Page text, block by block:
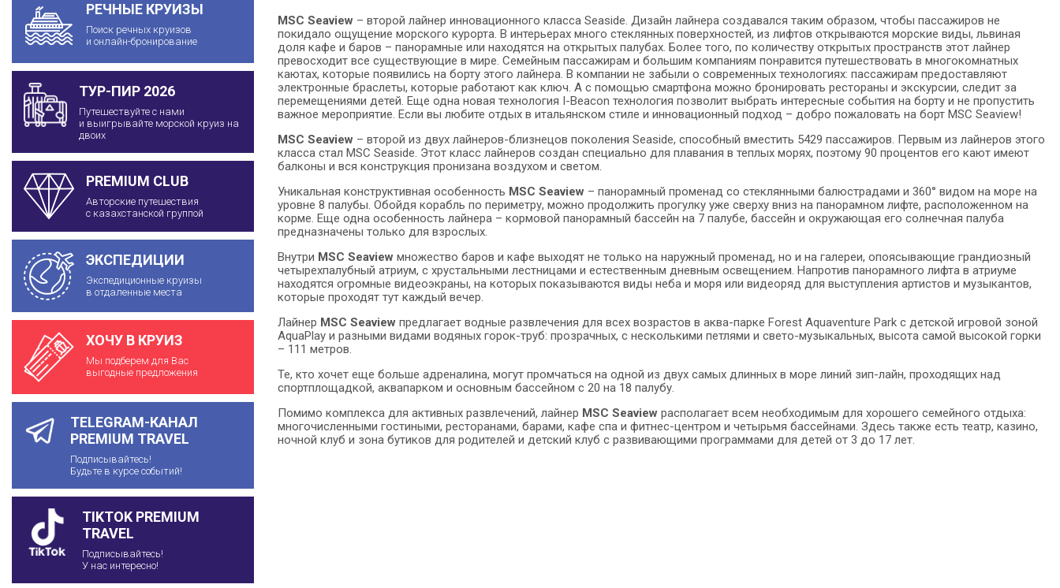
РЕЧНЫЕ КРУИЗЫ
Поиск речных круизов
и онлайн-бронирование
ТУР-ПИР 2026
Путешествуйте с нами
и выигрывайте морской круиз на
двоих
PREMIUM CLUB
Авторские путешествия
с казахстанской группой
ЭКСПЕДИЦИИ
Экспедиционные круизы
в отдаленные места
ХОЧУ В КРУИЗ
Мы подберем для Вас
выгодные предложения
TELEGRAM-КАНАЛ
PREMIUM TRAVEL
Подписывайтесь!
Будьте в курсе событий!
TIKTOK PREMIUM
TRAVEL
Подписывайтесь!
У нас интересно!
MSC Seaview – второй лайнер инновационного класса Seaside. Дизайн лайнера создавался таким образом, чтобы пассажиров не
покидало ощущение морского курорта. В интерьерах много стеклянных поверхностей, из лифтов открываются морские виды, львиная
доля кафе и баров – панорамные или находятся на открытых палубах. Более того, по количеству открытых пространств этот лайнер
превосходит все существующие в мире. Семейным пассажирам и большим компаниям понравится путешествовать в многокомнатных
каютах, которые появились на борту этого лайнера. В компании не забыли о современных технологиях: пассажирам предоставляют
электронные браслеты, которые работают как ключ. А с помощью смартфона можно бронировать рестораны и экскурсии, следит за
перемещениями детей. Еще одна новая технология I-Beacon технология позволит выбрать интересные события на борту и не пропустить
важное мероприятие. Если вы любите отдых в итальянском стиле и инновационный подход – добро пожаловать на борт MSC Seaview!
MSC Seaview – второй из двух лайнеров-близнецов поколения Seaside, способный вместить 5429 пассажиров. Первым из лайнеров этого
класса стал MSC Seaside. Этот класс лайнеров создан специально для плавания в теплых морях, поэтому 90 процентов его кают имеют
балконы и вся конструкция пронизана воздухом и светом.
Уникальная конструктивная особенность MSC Seaview – панорамный променад со стеклянными балюстрадами и 360° видом на море на
уровне 8 палубы. Обойдя корабль по периметру, можно продолжить прогулку уже сверху вниз на панорамном лифте, расположенном на
корме. Еще одна особенность лайнера – кормовой панорамный бассейн на 7 палубе, бассейн и окружающая его солнечная палуба
предназначены только для взрослых.
Внутри MSC Seaview множество баров и кафе выходят не только на наружный променад, но и на галереи, опоясывающие грандиозный
четырехпалубный атриум, с хрустальными лестницами и естественным дневным освещением. Напротив панорамного лифта в атриуме
находятся огромные видеоэкраны, на которых показываются виды неба и моря или видеоряд для выступления артистов и музыкантов,
которые проходят тут каждый вечер.
Лайнер MSC Seaview предлагает водные развлечения для всех возрастов в аква-парке Forest Aquaventure Park с детской игровой зоной
AquaPlay и разными видами водяных горок-труб: прозрачных, с несколькими петлями и свето-музыкальных, высота самой высокой горки
– 111 метров.
Те, кто хочет еще больше адреналина, могут промчаться на одной из двух самых длинных в море линий зип-лайн, проходящих над
спортплощадкой, аквапарком и основным бассейном с 20 на 18 палубу.
Помимо комплекса для активных развлечений, лайнер MSC Seaview располагает всем необходимым для хорошего семейного отдыха:
многочисленными гостиными, ресторанами, барами, кафе спа и фитнес-центром и четырьмя бассейнами. Здесь также есть театр, казино,
ночной клуб и зона бутиков для родителей и детский клуб с развивающими программами для детей от 3 до 17 лет.